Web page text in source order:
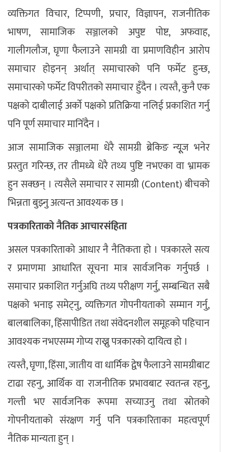
व्यक्तिगत विचार, टिप्पणी, प्रचार, विज्ञापन, राजनीतिक
भाषण, सामाजिक सञ्जालको अपुष्ट पोष्ट, अफवाह,
गालीगलौज, घृणा फैलाउने सामग्री वा प्रमाणविहीन आरोप
समाचार होइनन् अर्थात् समाचारको पनि फर्मेट हुन्छ,
समाचारको फर्मेट विपरीतको समाचार हुँदैन । त्यस्तै, कुनै एक
पक्षको दाबीलाई अर्काे पक्षको प्रतिक्रिया नलिई प्रकाशित गर्नु
पनि पूर्ण समाचार मानिँदैन ।
आज सामाजिक सञ्जालमा धेरै सामग्री ब्रेकिङ न्यूूज भनेर
प्रस्तुत गरिन्छ, तर तीमध्ये धेरै तथ्य पुष्टि नभएका वा भ्रामक
हुन सक्छन् । त्यसैले समाचार र सामग्री (Content) बीचको
भिन्नता बुझ्नु अत्यन्त आवश्यक छ ।
पत्रकारिताको नैतिक आचारसंहिता
असल पत्रकारिताको आधार नै नैतिकता हो । पत्रकारले सत्य
र प्रमाणमा आधारित सूचना मात्र सार्वजनिक गर्नुपर्छ ।
समाचार प्रकाशित गर्नुअघि तथ्य परीक्षण गर्नु, सम्बन्धित सबै
पक्षको भनाइ समेट्नु, व्यक्तिगत गोपनीयताको सम्मान गर्नु,
बालबालिका, हिंसापीडित तथा संवेदनशील समूहको पहिचान
आवश्यक नभएसम्म गोप्य राख्नु पत्रकारको दायित्व हो ।
त्यस्तै, घृणा, हिंसा, जातीय वा धार्मिक द्वेष फैलाउने सामग्रीबाट
टाढा रहनु, आर्थिक वा राजनीतिक प्रभावबाट स्वतन्त्र रहनु,
गल्ती भए सार्वजनिक रूपमा सच्याउनु तथा स्रोतको
गोपनीयताको संरक्षण गर्नु पनि पत्रकारिताका महत्वपूर्ण
नैतिक मान्यता हुन् ।